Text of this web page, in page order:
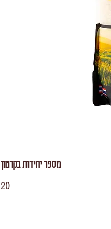
מספר יחידות בקרטון
20